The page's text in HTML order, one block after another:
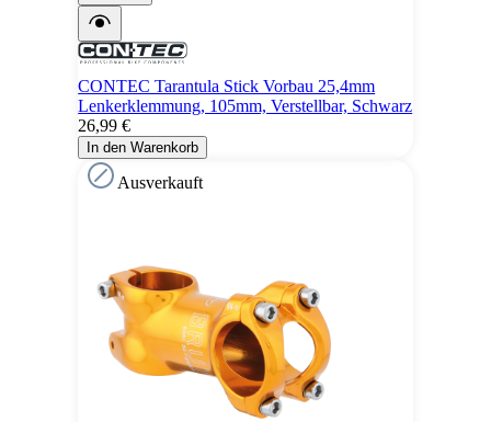
CONTEC Tarantula Stick Vorbau 25,4mm
Lenkerklemmung, 105mm, Verstellbar, Schwarz
26,99 €
In den Warenkorb
Ausverkauft